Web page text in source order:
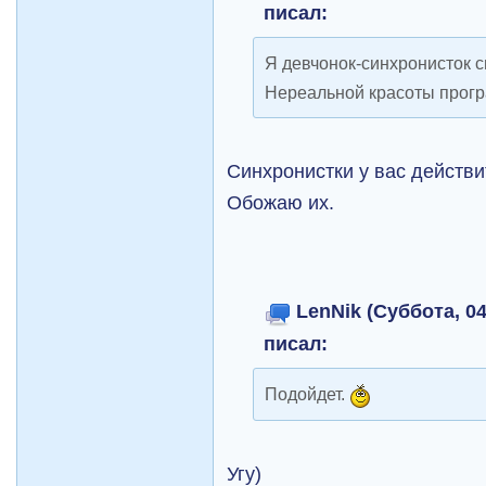
писал:
Я девчонок-синхронисток
Нереальной красоты
Синхронистки у вас
Обожаю их.
LenNik (Суббота,
писал:
Подойдет.
Угу)